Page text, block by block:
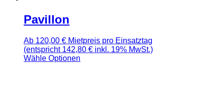
Pavillon
Ab 120,00 € Mietpreis pro Einsatztag
(entspricht 142,80 € inkl. 19% MwSt.)
Wähle Optionen